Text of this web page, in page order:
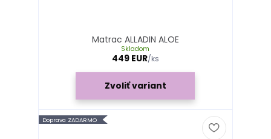
Matrac ALLADIN ALOE
449 EUR/ks
Skladom
Zvoliť variant
Doprava ZADARMO